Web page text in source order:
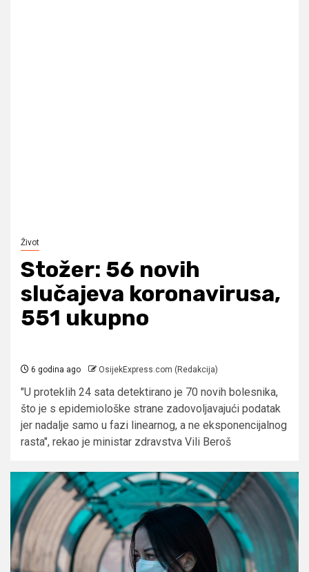
Život
Stožer: 56 novih
slučajeva koronavirusa,
551 ukupno
6 godina ago OsijekExpress.com (Redakcija)
"U proteklih 24 sata detektirano je 70 novih bolesnika,
što je s epidemiološke strane zadovoljavajući podatak
jer nadalje samo u fazi linearnog, a ne eksponencijalnog
rasta", rekao je ministar zdravstva Vili Beroš